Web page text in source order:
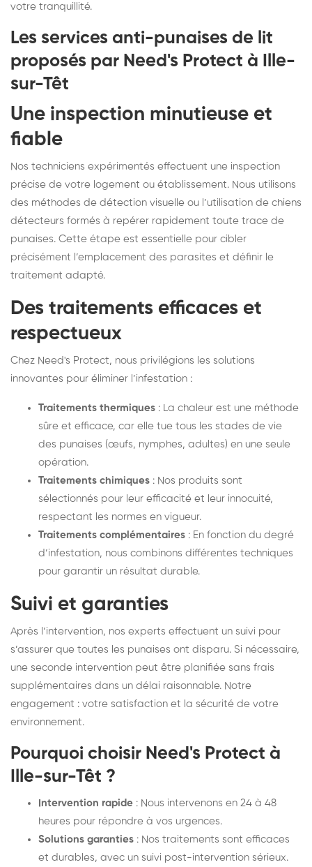
votre tranquillité.
Les services anti-punaises de lit
proposés par Need's Protect à Ille-
sur-Têt
Une inspection minutieuse et
fiable
Nos techniciens expérimentés effectuent une inspection
précise de votre logement ou établissement. Nous utilisons
des méthodes de détection visuelle ou l’utilisation de chiens
détecteurs formés à repérer rapidement toute trace de
punaises. Cette étape est essentielle pour cibler
précisément l’emplacement des parasites et définir le
traitement adapté.
Des traitements efficaces et
respectueux
Chez Need's Protect, nous privilégions les solutions
innovantes pour éliminer l’infestation :
Traitements thermiques : La chaleur est une méthode
sûre et efficace, car elle tue tous les stades de vie
des punaises (œufs, nymphes, adultes) en une seule
opération.
Traitements chimiques : Nos produits sont
sélectionnés pour leur efficacité et leur innocuité,
respectant les normes en vigueur.
Traitements complémentaires : En fonction du degré
d’infestation, nous combinons différentes techniques
pour garantir un résultat durable.
Suivi et garanties
Après l’intervention, nos experts effectuent un suivi pour
s’assurer que toutes les punaises ont disparu. Si nécessaire,
une seconde intervention peut être planifiée sans frais
supplémentaires dans un délai raisonnable. Notre
engagement : votre satisfaction et la sécurité de votre
environnement.
Pourquoi choisir Need's Protect à
Ille-sur-Têt ?
Intervention rapide : Nous intervenons en 24 à 48
heures pour répondre à vos urgences.
Solutions garanties : Nos traitements sont efficaces
et durables, avec un suivi post-intervention sérieux.